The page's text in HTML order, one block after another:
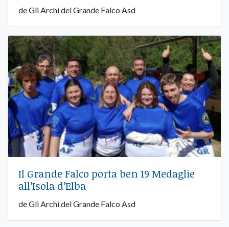
de Gli Archi del Grande Falco Asd
Il Grande Falco porta ben 19 Medaglie
all’Isola d’Elba
de Gli Archi del Grande Falco Asd